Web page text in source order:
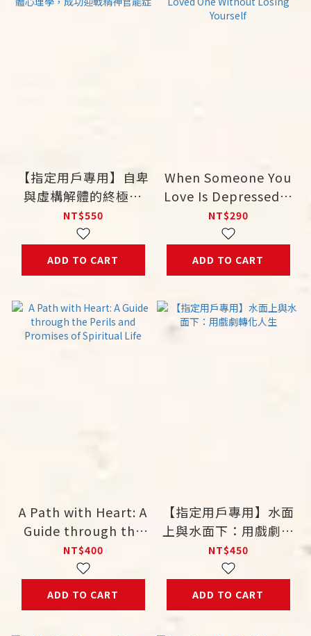
【指定用戶專用】自卑
與虛構解體的終極目
標：研學阿德勒個體心
理學，成功迎戰精神官
NT$550
ADD TO CART
When Someone You
Love Is Depressed：
How to Help Your
Loved One Without
NT$290
ADD TO CART
A Path with Heart: A
Guide through the
Perils and Promises
of Spiritual Life
NT$400
ADD TO CART
【指定用戶專用】水面
上與水面下：用戲劇轉
化人生
NT$450
ADD TO CART